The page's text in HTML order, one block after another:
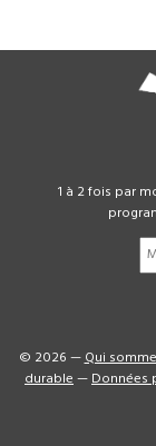
1 à 2 fois par
© 2026 —Qui
durable—Données